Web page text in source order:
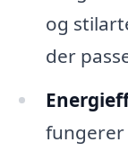
og
der
fungerer